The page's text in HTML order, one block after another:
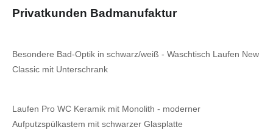
Privatkunden Badmanufaktur
Besondere Bad-Optik in schwarz/weiß - Waschtisch Laufen New
Classic mit Unterschrank
Laufen Pro WC Keramik mit Monolith - moderner
Aufputzspülkastem mit schwarzer Glasplatte